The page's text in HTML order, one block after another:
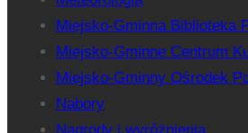
Miejsko-Gminna Biblioteka
Miejsko-Gminne Centrum
Miejsko-Gminny Ośrodek
Nabory